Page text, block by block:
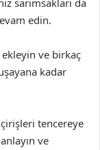
sarımsakları da
edin.
ekleyin ve birkaç
kadar
çirişleri tencereye
ve